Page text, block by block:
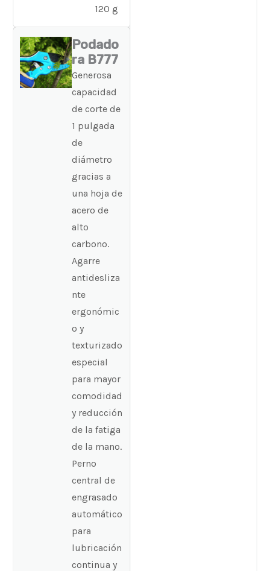
120 g
Podado
ra B777
Generosa
capacidad
de corte de
1 pulgada
de
diámetro
gracias a
una hoja de
acero de
alto
carbono.
Agarre
antidesliza
nte
ergonómic
o y
texturizado
especial
para mayor
comodidad
y reducción
de la fatiga
de la mano.
Perno
central de
engrasado
automático
para
lubricación
continua y